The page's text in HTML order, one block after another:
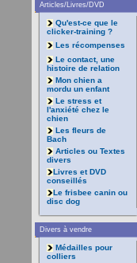
Articles/Livres/DVD
Qu'est-ce que le
clicker-training ?
Les récompenses
Le contact, une
histoire de relation
Mon chien a
mordu un enfant
Le stress et
l'anxiété chez le
chien
Les fleurs de
Bach
Articles ou Textes
divers
Livres et DVD
conseillés
Le frisbee canin ou
disc dog
Divers à vendre
Médailles pour
colliers